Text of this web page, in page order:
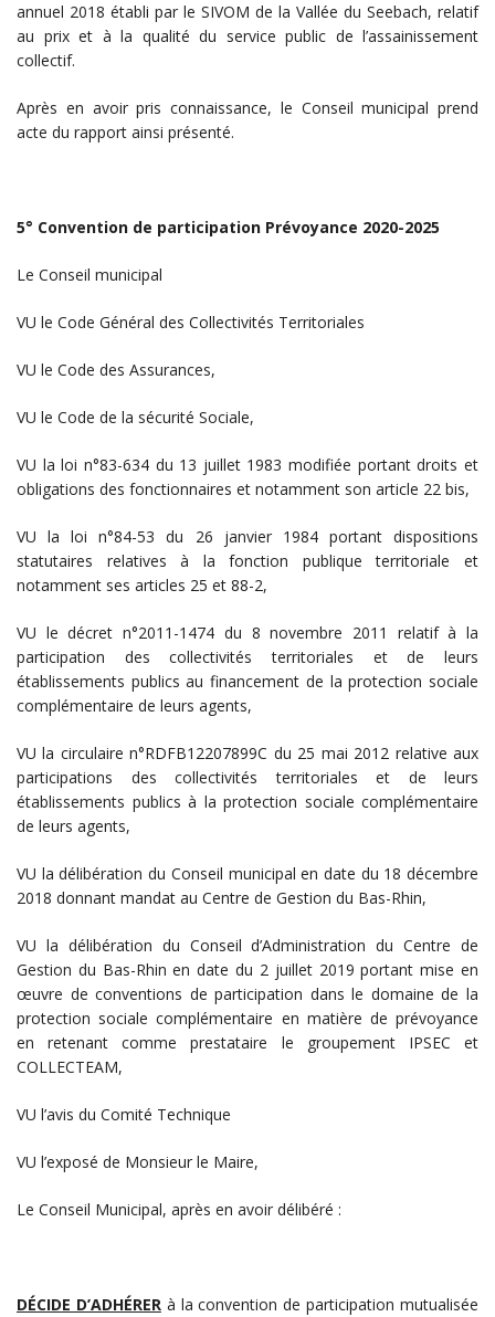
annuel 2018 établi par le SIVOM de la Vallée du Seebach, relatif
au prix et à la qualité du service public de l’assainissement
collectif.
Après en avoir pris connaissance, le Conseil municipal prend
acte du rapport ainsi présenté.
5° Convention de participation Prévoyance 2020-2025
Le Conseil municipal
VU le Code Général des Collectivités Territoriales
VU le Code des Assurances,
VU le Code de la sécurité Sociale,
VU la loi n°83-634 du 13 juillet 1983 modifiée portant droits et
obligations des fonctionnaires et notamment son article 22 bis,
VU la loi n°84-53 du 26 janvier 1984 portant dispositions
statutaires relatives à la fonction publique territoriale et
notamment ses articles 25 et 88-2,
VU le décret n°2011-1474 du 8 novembre 2011 relatif à la
participation des collectivités territoriales et de leurs
établissements publics au financement de la protection sociale
complémentaire de leurs agents,
VU la circulaire n°RDFB12207899C du 25 mai 2012 relative aux
participations des collectivités territoriales et de leurs
établissements publics à la protection sociale complémentaire
de leurs agents,
VU la délibération du Conseil municipal en date du 18 décembre
2018 donnant mandat au Centre de Gestion du Bas-Rhin,
VU la délibération du Conseil d’Administration du Centre de
Gestion du Bas-Rhin en date du 2 juillet 2019 portant mise en
œuvre de conventions de participation dans le domaine de la
protection sociale complémentaire en matière de prévoyance
en retenant comme prestataire le groupement IPSEC et
COLLECTEAM,
VU l’avis du Comité Technique
VU l’exposé de Monsieur le Maire,
Le Conseil Municipal, après en avoir délibéré :
DÉCIDE D’ADHÉRERà la convention de participation mutualisée